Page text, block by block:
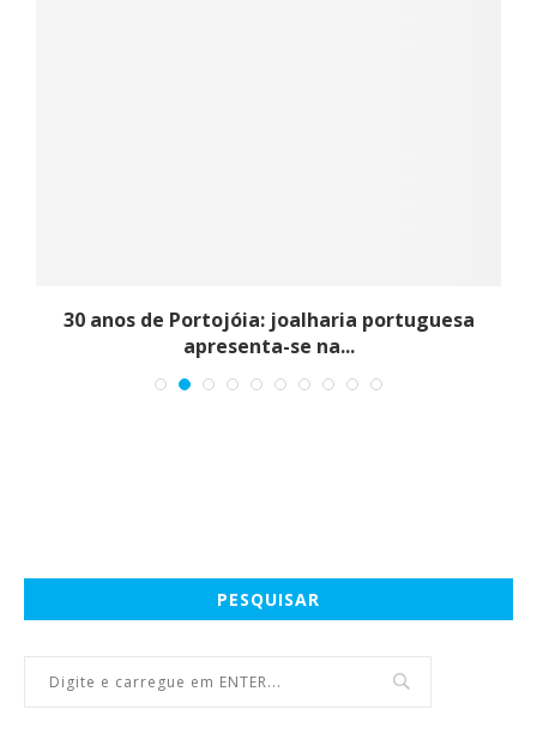
30 anos de Portojóia: joalharia portuguesa
apresenta-se na...
PESQUISAR